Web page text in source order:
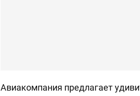
Авиакомпания предлагает